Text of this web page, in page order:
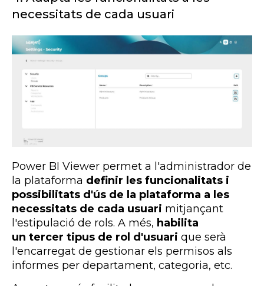
necessitats de cada usuari
Power BI Viewer permet a l'administrador de
la plataforma definir les funcionalitats i
possibilitats d'ús de la plataforma a les
necessitats de cada usuari mitjançant
l'estipulació de rols. A més, habilita
un tercer tipus de rol d'usuari que serà
l'encarregat de gestionar els permisos als
informes per departament, categoria, etc.